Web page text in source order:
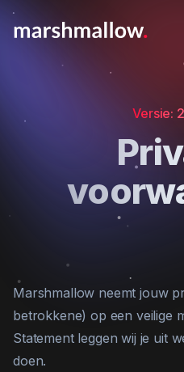
Versie:
Marshmallow neemt jouw
betrokkene) op een veilige
Statement leggen wij je uit
doen.